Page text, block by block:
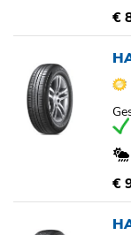
€
€